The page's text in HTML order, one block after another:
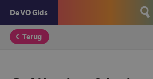
De VO Gids
Terug